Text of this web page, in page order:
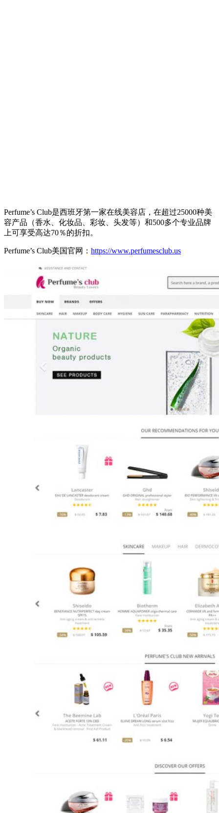
Perfume’s Club是西班牙第一家在线美容店，在超过25000种美
容产品（香水、化妆品、彩妆、头发等）和500多个专业品牌
上可享受高达70％的折扣。
Perfume’s Club美国官网： https://www.perfumesclub.us